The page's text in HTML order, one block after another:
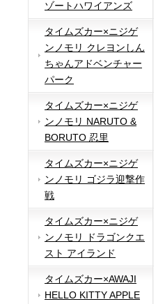
ゾートハワイアンズ
タイムズカー×ニジゲ
ンノモリ クレヨンしん
ちゃんアドベンチャー
パーク
タイムズカー×ニジゲ
ンノモリ NARUTO &
BORUTO 忍里
タイムズカー×ニジゲ
ンノモリ ゴジラ迎撃作
戦
タイムズカー×ニジゲ
ンノモリ ドラゴンクエ
スト アイランド
タイムズカー×AWAJI
HELLO KITTY APPLE